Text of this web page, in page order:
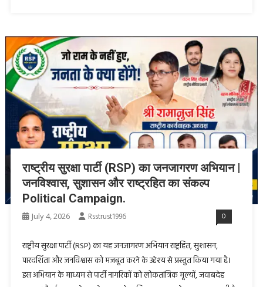
राष्ट्रीय सुरक्षा पार्टी (RSP) का जनजागरण अभियान |
जनविश्वास, सुशासन और राष्ट्रहित का संकल्प
Political Campaign.
July 4, 2026 Rsstrust1996 0
राष्ट्रीय सुरक्षा पार्टी (RSP) का यह जनजागरण अभियान राष्ट्रहित, सुशासन,
पारदर्शिता और जनविश्वास को मजबूत करने के उद्देश्य से प्रस्तुत किया गया है।
इस अभियान के माध्यम से पार्टी नागरिकों को लोकतांत्रिक मूल्यों, जवाबदेह